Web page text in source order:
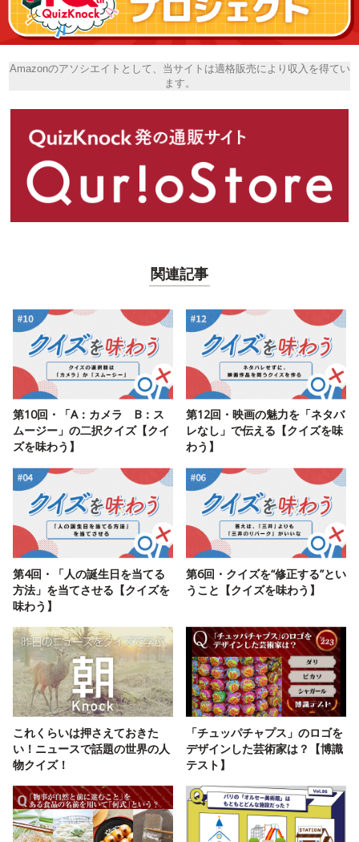
Amazonのアソシエイトとして、当サイトは適格販売により収入を得てい
ます。
関連記事
第10回・「A：カメラ B：ス
ムージー」の二択クイズ【クイ
ズを味わう】
第12回・映画の魅力を「ネタバ
レなし」で伝える【クイズを味
わう】
第4回・「人の誕生日を当てる
方法」を当てさせる【クイズを
味わう】
第6回・クイズを“修正する”とい
うこと【クイズを味わう】
これくらいは押さえておきた
い！ニュースで話題の世界の人
物クイズ！
「チュッパチャプス」のロゴを
デザインした芸術家は？【博識
テスト】